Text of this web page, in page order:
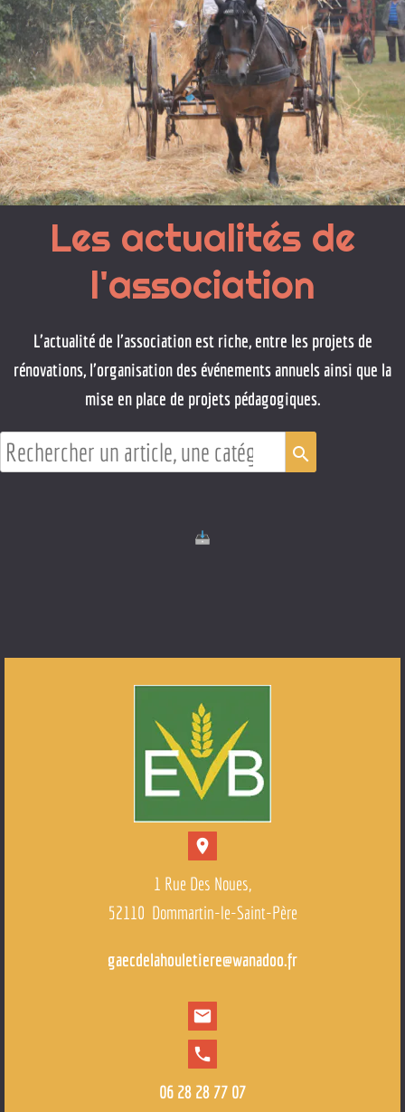
Les actualités de
l'association
L'actualité de l'association est riche, entre les projets de
rénovations, l'organisation des événements annuels ainsi que la
mise en place de projets pédagogiques.
search
location_on
1 Rue Des Noues,
52110 Dommartin-le-Saint-Père
gaecdelahouletiere@wanadoo.fr
mail
local_phone
06 28 28 77 07